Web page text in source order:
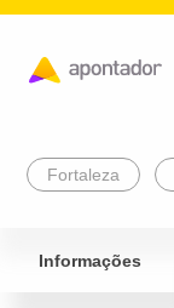
Fortaleza
Informações